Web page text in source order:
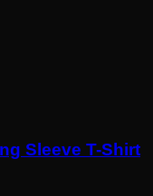
Sleeve T-Shirt